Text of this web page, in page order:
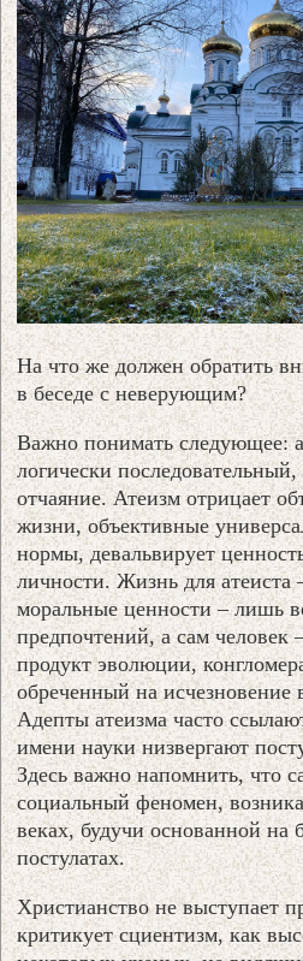
На что же должен обратить
в беседе с неверующим?
Важно понимать следующее:
логически
отчаяние. Атеизм отрицает
жизни, объективные
нормы, девальвирует
личности. Жизнь для атеиста
моральные ценности – лишь
предпочтений, а сам
продукт эволюции,
обреченный на исчезновение
Адепты атеизма часто
имени науки низвергают
Здесь важно напомнить, что
социальный феномен,
веках, будучи основанной на
постулатах.
Христианство не выступает
критикует сциентизм, как